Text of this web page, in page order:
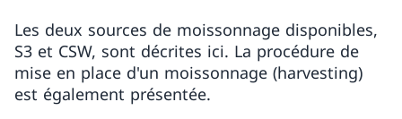
Les deux sources de moissonnage disponibles,
S3 et CSW, sont décrites ici. La procédure de
mise en place d'un moissonnage (harvesting)
est également présentée.